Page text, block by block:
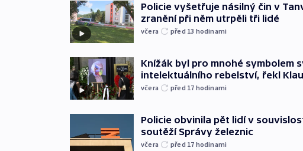
Policie vyšetřuje násilný čin v
zranění při něm utrpěli tři lidé
včera před 13 hodinami
Knížák byl pro mnohé symbolem
intelektuálního rebelství, řekl
včera před 17 hodinami
Policie obvinila pět lidí v
soutěží Správy železnic
včera před 17 hodinami